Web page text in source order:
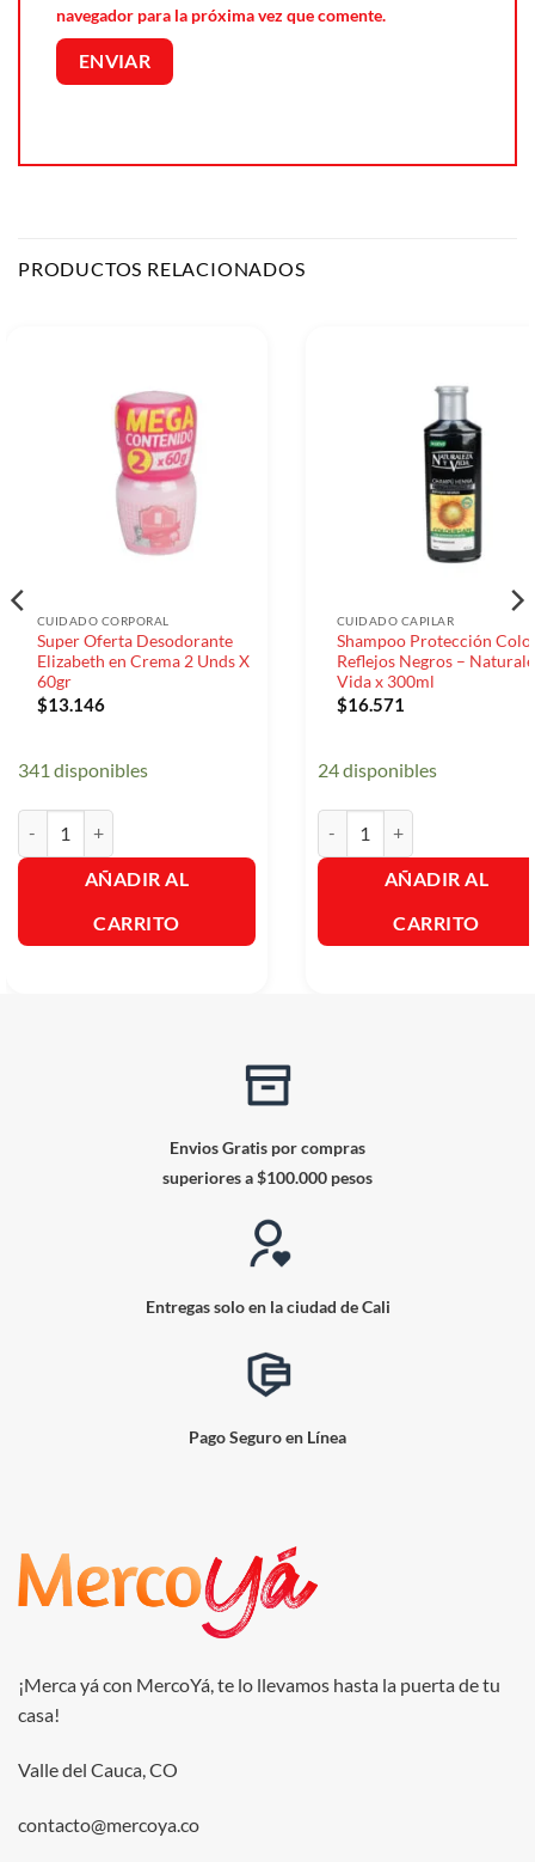
navegador para la próxima vez que comente.
PRODUCTOS RELACIONADOS
CUIDADO CORPORAL
Super Oferta Desodorante
Elizabeth en Crema 2 Unds X
60gr
$13.146
341 disponibles
AÑADIR AL
CARRITO
CUIDADO CAPILAR
Shampoo Protección
Reflejos Negros –
Vida x 300ml
$16.571
24 disponibles
AÑADIR AL
CARRITO
Envios Gratis por compras
superiores a $100.000 pesos
Entregas solo en la ciudad de Cali
Pago Seguro en Línea
¡Merca yá con MercoYá, te lo llevamos hasta la puerta de tu
casa!
Valle del Cauca, CO
contacto@mercoya.co